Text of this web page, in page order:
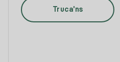
Truca'ns